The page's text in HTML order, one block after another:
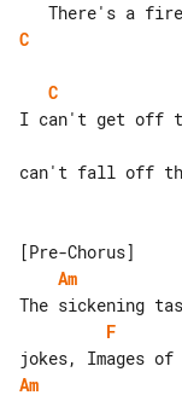
C
C
can't fall off
Am
F
Am